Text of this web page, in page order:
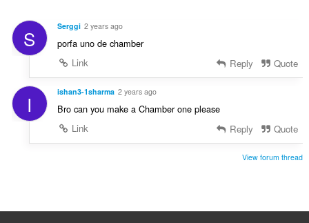
S Serggi 2 years ago
porfa uno de chamber
Link
Reply Quote
I ishan3-1sharma 2 years ago
Bro can you make a Chamber one please
Link
Reply Quote
View forum thread